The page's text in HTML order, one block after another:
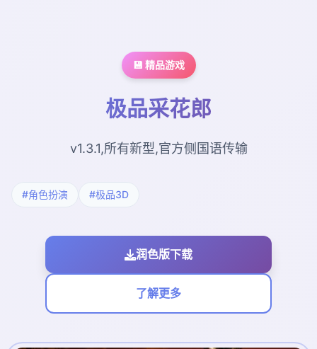
💾 精品游戏
极品采花郎
v1.3.1,所有新型,官方侧国语传输
#角色扮演 #极品3D
润色版下载
了解更多